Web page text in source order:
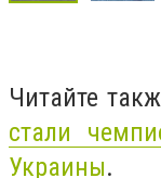
Читайте
стали
Украины.